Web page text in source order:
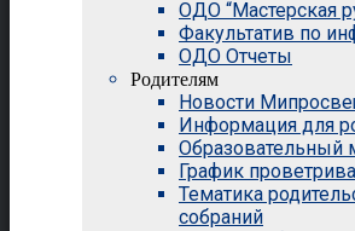
ОДО “Мастерская
Факультатив по
ОДО Отчеты
Родителям
Новости
Информация для
Образовательный
График
Тематика
собраний